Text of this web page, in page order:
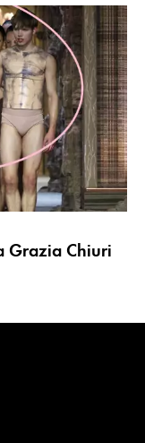
Grazia Chiuri